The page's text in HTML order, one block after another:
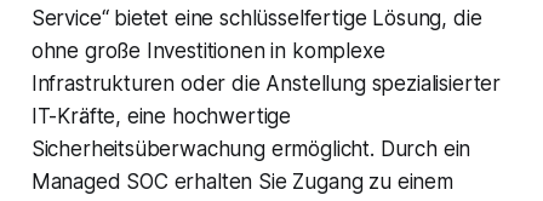
Service“ bietet eine schlüsselfertige Lösung, die
ohne große Investitionen in komplexe
Infrastrukturen oder die Anstellung spezialisierter
IT-Kräfte, eine hochwertige
Sicherheitsüberwachung ermöglicht. Durch ein
Managed SOC erhalten Sie Zugang zu einem